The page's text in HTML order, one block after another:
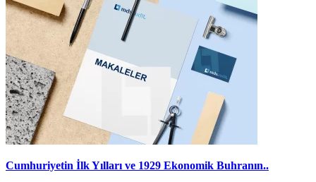
Cumhuriyetin İlk Yılları ve 1929 Ekonomik Buhranın..